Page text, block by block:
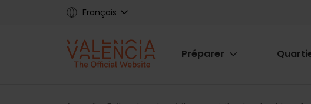
Français
Main
Préparer